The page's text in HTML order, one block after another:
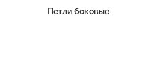
Петли боковые